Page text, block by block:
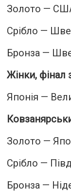
Золото —
Срібло —
Бронза —
Жінки, фінал
Японія —
Золото —
Срібло —
Бронза —